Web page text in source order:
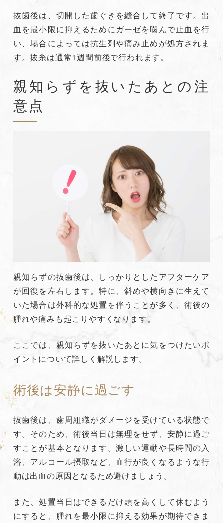
抜歯後は、切開した歯ぐきを縫合して終了です。出
血を最小限に抑えるためにガーゼを噛んで止血を行
い、場合によっては抗生剤や痛み止めが処方されま
す。抜糸は通常1週間前後で行われます。
親知らずを抜いたあとの注
意点
親知らずの抜歯後は、しっかりとしたアフターケア
が回復を左右します。特に、斜めや横向きに生えて
いた場合は外科的な処置を伴うことが多く、術後の
腫れや痛みも起こりやすくなります。
ここでは、親知らずを抜いたあとに気をつけたいポ
イントについて詳しく解説します。
術後は安静に過ごす
抜歯後は、歯周組織がダメージを受けている状態で
す。そのため、術後当日は無理をせず、安静に過ご
すことが基本となります。激しい運動や長時間の入
浴、アルコール摂取など、血行が良くなるような行
動は出血の原因となるため避けましょう。
また、処置当日はできるだけ頭を高くして休むよう
にすると、腫れを最小限に抑える効果が期待できま